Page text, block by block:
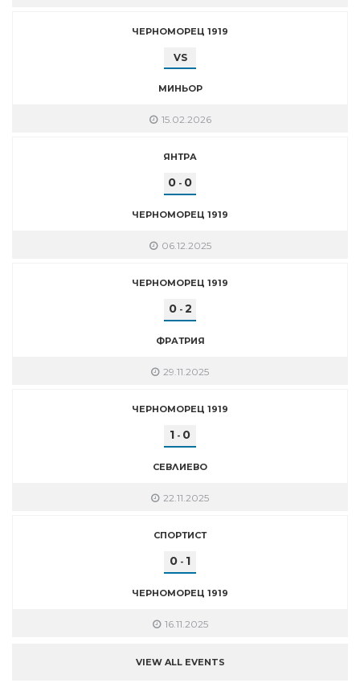
ЧЕРНОМОРЕЦ 1919
VS
МИНЬОР
15.02.2026
ЯНТРА
0 - 0
ЧЕРНОМОРЕЦ 1919
06.12.2025
ЧЕРНОМОРЕЦ 1919
0- 2
ФРАТРИЯ
29.11.2025
ЧЕРНОМОРЕЦ 1919
1 - 0
СЕВЛИЕВО
22.11.2025
СПОРТИСТ
0 - 1
ЧЕРНОМОРЕЦ 1919
16.11.2025
VIEW ALL EVENTS